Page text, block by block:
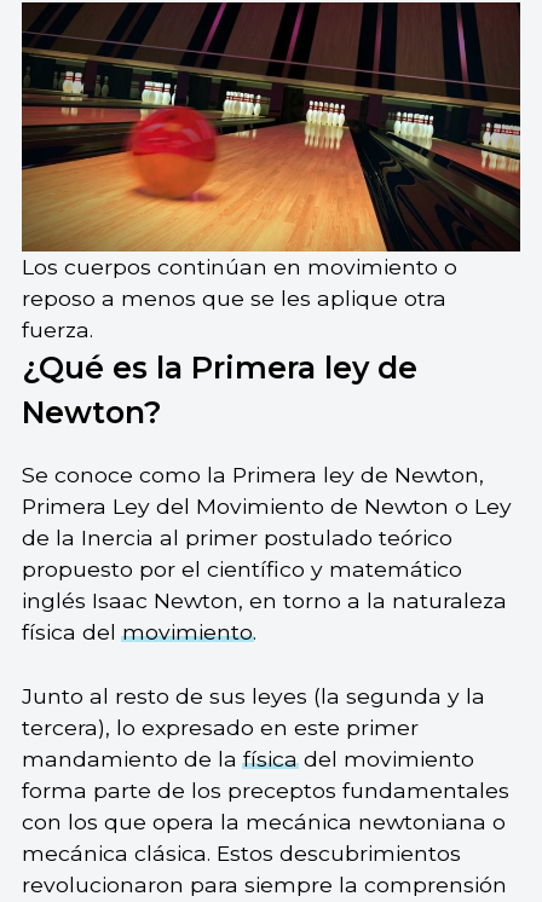
Los cuerpos continúan en movimiento o
reposo a menos que se les aplique otra
fuerza.
¿Qué es la Primera ley de
Newton?
Se conoce como la Primera ley de Newton,
Primera Ley del Movimiento de Newton o Ley
de la Inercia al primer postulado teórico
propuesto por el científico y matemático
inglés Isaac Newton, en torno a la naturaleza
física delmovimiento.
Junto al resto de sus leyes (la segunda y la
tercera), lo expresado en este primer
mandamiento de lafísicadel movimiento
forma parte de los preceptos fundamentales
con los que opera la mecánica newtoniana o
mecánica clásica. Estos descubrimientos
revolucionaron para siempre la comprensión